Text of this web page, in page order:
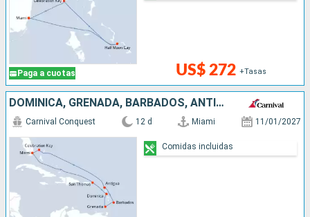
Paga a cuotas US$ 272 +Tasas
DOMINICA, GRENADA, BARBADOS, ANTIGUA Y BARBUDA, BAHAMAS, ESTADOS UNIDOS
Carnival Conquest 12 d Miami 11/01/2027
Comidas incluidas